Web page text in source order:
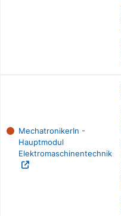
MechatronikerIn -
Hauptmodul
Elektromaschinentechnik